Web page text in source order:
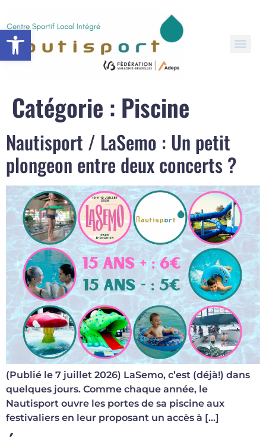
Open toolbar
Catégorie : Piscine
Nautisport / LaSemo : Un petit
plongeon entre deux concerts ?
(Publié le 7 juillet 2026) LaSemo, c’est (déjà!) dans
quelques jours. Comme chaque année, le
Nautisport ouvre les portes de sa piscine aux
festivaliers en leur proposant un accès à […]